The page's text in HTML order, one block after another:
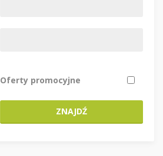
Oferty promocyjne
ZNAJDŹ